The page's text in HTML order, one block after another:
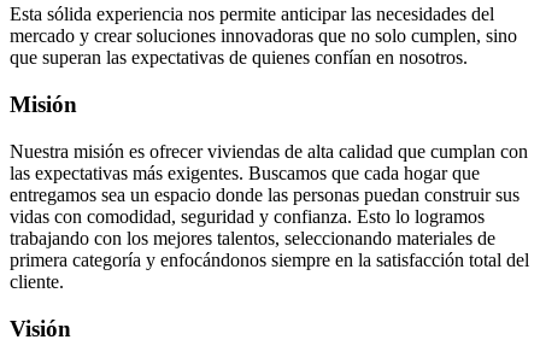
Esta sólida experiencia nos permite anticipar las necesidades del
mercado y crear soluciones innovadoras que no solo cumplen, sino
que superan las expectativas de quienes confían en nosotros.
Misión
Nuestra misión es ofrecer viviendas de alta calidad que cumplan con
las expectativas más exigentes. Buscamos que cada hogar que
entregamos sea un espacio donde las personas puedan construir sus
vidas con comodidad, seguridad y confianza. Esto lo logramos
trabajando con los mejores talentos, seleccionando materiales de
primera categoría y enfocándonos siempre en la satisfacción total del
cliente.
Visión